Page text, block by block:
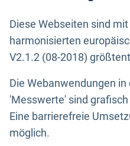
Diese Webseiten sind
harmonisierten
V2.1.2 (08-2018)
Die Webanwendungen in
'Messwerte' sind
Eine barrierefreie
möglich.